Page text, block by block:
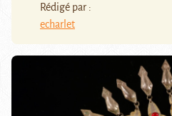
Rédigé par :
echarlet